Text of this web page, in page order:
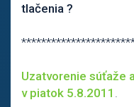
tlačenia ?
Uzatvorenie súťaže
v piatok 5.8.2011